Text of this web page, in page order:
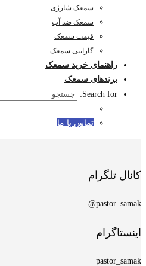
سمعک شارژی
سمعک ضد آب
قیمت سمعک
گارانتی سمعک
راهنمای خرید سمعک
برندهای سمعک
Search for:
تماس با ما
کانال تلگرام
pastor_samak@
اینستاگرام
pastor_samak